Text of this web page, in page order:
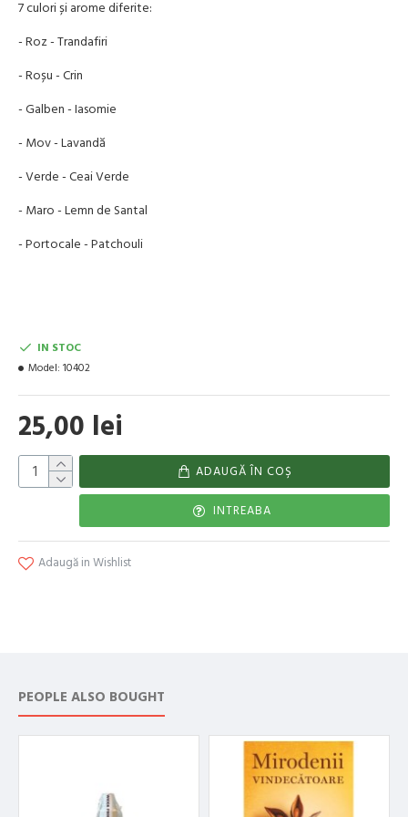
7 culori și arome diferite:
- Roz - Trandafiri
- Roșu - Crin
- Galben - Iasomie
- Mov - Lavandă
- Verde - Ceai Verde
- Maro - Lemn de Santal
- Portocale - Patchouli
25,00 lei
IN STOC
Model: 10402
ADAUGĂ ÎN COŞ
INTREABA
Adaugă in Wishlist
PEOPLE ALSO BOUGHT